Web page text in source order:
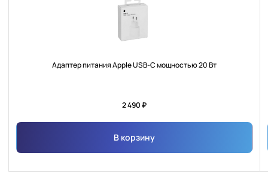
Адаптер питания Apple USB‑C мощностью 20 Вт
2 490 ₽
В корзину